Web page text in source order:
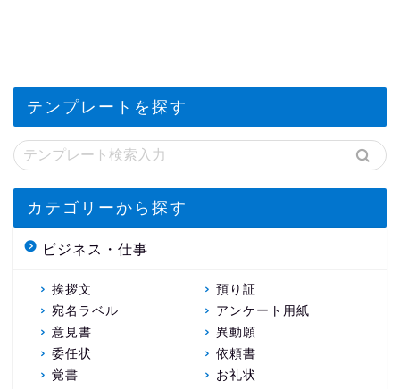
テンプレートを探す
カテゴリーから探す
ビジネス・仕事
挨拶文
預り証
宛名ラベル
アンケート用紙
意見書
異動願
委任状
依頼書
覚書
お礼状